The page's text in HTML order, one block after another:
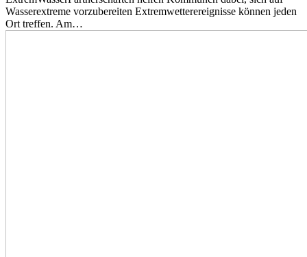
Wasserextreme vorzubereiten Extremwetterereignisse können jeden
Ort treffen. Am…